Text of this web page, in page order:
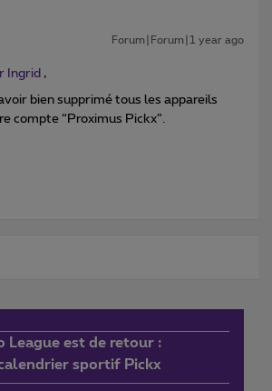
Forum|Forum|1 year ago
Ingrid ,
bien supprimé tous les appareils
compte “Proximus Pickx”.
League est de retour :
sportif Pickx